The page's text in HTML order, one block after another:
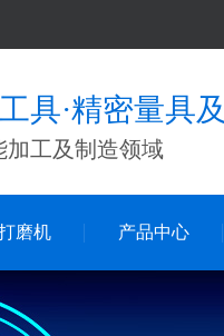
具·精密量具
加工及制造领域
磨机 产品中心